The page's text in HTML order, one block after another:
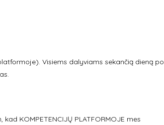
Visiems dalyviams sekančią dieną po
KOMPETENCIJŲ PLATFORMOJE mes